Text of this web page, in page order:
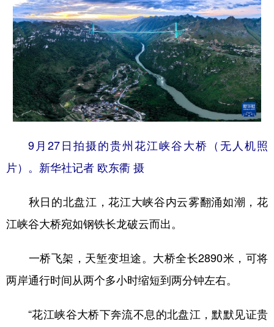
9月27日拍摄的贵州花江峡谷大桥（无人机照
片）。新华社记者 欧东衢 摄
秋日的北盘江，花江大峡谷内云雾翻涌如潮，花
江峡谷大桥宛如钢铁长龙破云而出。
一桥飞架，天堑变坦途。大桥全长2890米，可将
两岸通行时间从两个多小时缩短到两分钟左右。
“花江峡谷大桥下奔流不息的北盘江，默默见证贵